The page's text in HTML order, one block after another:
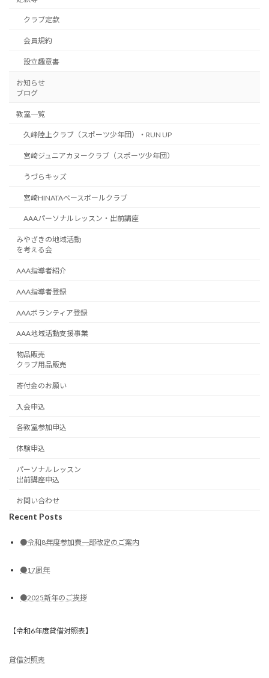
クラブ定款
会員規約
設立趣意書
お知らせ
ブログ
教室一覧
久峰陸上クラブ（スポーツ少年団）・RUN UP
宮崎ジュニアカヌークラブ（スポーツ少年団）
うづらキッズ
宮崎HINATAベースボールクラブ
AAAパーソナルレッスン・出前講座
みやざきの地域活動
を考える会
AAA指導者紹介
AAA指導者登録
AAAボランティア登録
AAA地域活動支援事業
物品販売
クラブ用品販売
寄付金のお願い
入会申込
各教室参加申込
体験申込
パーソナルレッスン
出前講座申込
お問い合わせ
Recent Posts
●令和8年度参加費一部改定のご案内
●17周年
●2025新年のご挨拶
【令和6年度貸借対照表】
貸借対照表